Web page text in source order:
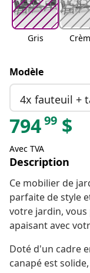
Gris
Modèle
4x fauteuil +
79499 $
Avec TVA
Description
Ce mobilier de
parfaite de style
votre jardin,
apaisant avec
Doté d'un cadre
canapé est